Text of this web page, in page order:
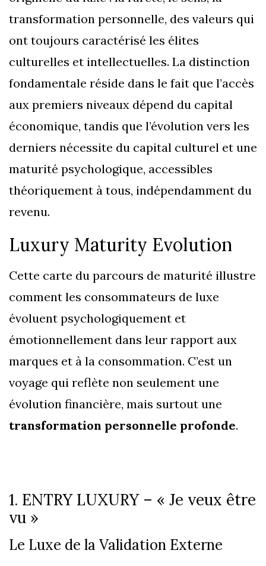
transformation personnelle, des valeurs qui
ont toujours caractérisé les élites
culturelles et intellectuelles. La distinction
fondamentale réside dans le fait que l’accès
aux premiers niveaux dépend du capital
économique, tandis que l’évolution vers les
derniers nécessite du capital culturel et une
maturité psychologique, accessibles
théoriquement à tous, indépendamment du
revenu.
Luxury Maturity Evolution
Cette carte du parcours de maturité illustre
comment les consommateurs de luxe
évoluent psychologiquement et
émotionnellement dans leur rapport aux
marques et à la consommation. C’est un
voyage qui reflète non seulement une
évolution financière, mais surtout une
transformation personnelle profonde.
1. ENTRY LUXURY – « Je veux être
vu »
Le Luxe de la Validation Externe